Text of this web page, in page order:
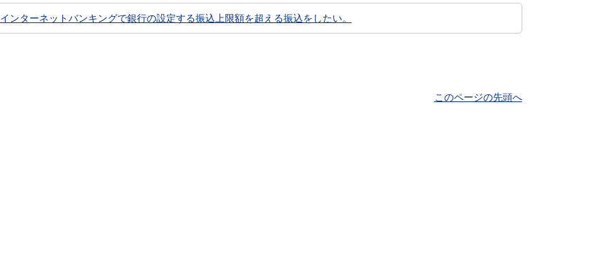
インターネットバンキングで銀行の設定する振込上限額を超える振込をしたい。
このページの先頭へ